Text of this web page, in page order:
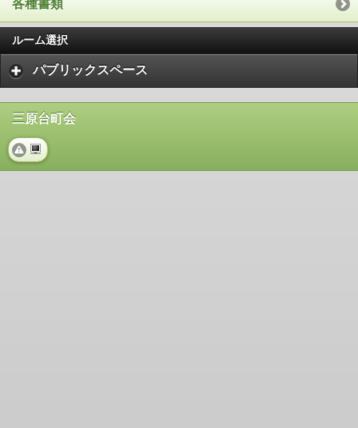
各種書類
ルーム選択
パブリックスペース
三原台町会